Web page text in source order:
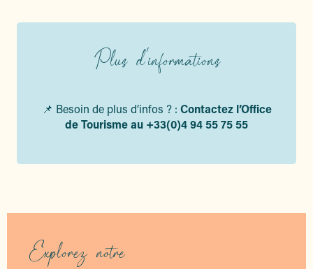
Plus d'informations
📌 Besoin de plus d’infos ? : Contactez l’Office
de Tourisme au +33(0)4 94 55 75 55
Explorez notre